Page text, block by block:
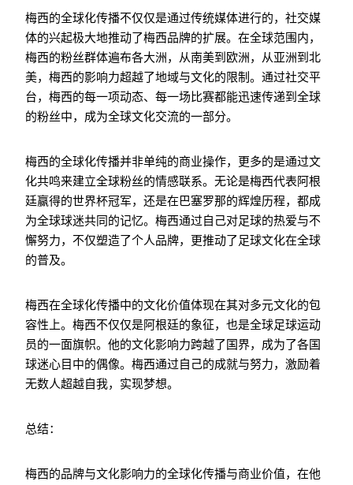
梅西的全球化传播不仅仅是通过传统媒体进行的，社交媒
体的兴起极大地推动了梅西品牌的扩展。在全球范围内，
梅西的粉丝群体遍布各大洲，从南美到欧洲，从亚洲到北
美，梅西的影响力超越了地域与文化的限制。通过社交平
台，梅西的每一项动态、每一场比赛都能迅速传递到全球
的粉丝中，成为全球文化交流的一部分。
梅西的全球化传播并非单纯的商业操作，更多的是通过文
化共鸣来建立全球粉丝的情感联系。无论是梅西代表阿根
廷赢得的世界杯冠军，还是在巴塞罗那的辉煌历程，都成
为全球球迷共同的记忆。梅西通过自己对足球的热爱与不
懈努力，不仅塑造了个人品牌，更推动了足球文化在全球
的普及。
梅西在全球化传播中的文化价值体现在其对多元文化的包
容性上。梅西不仅仅是阿根廷的象征，也是全球足球运动
员的一面旗帜。他的文化影响力跨越了国界，成为了各国
球迷心目中的偶像。梅西通过自己的成就与努力，激励着
无数人超越自我，实现梦想。
总结：
梅西的品牌与文化影响力的全球化传播与商业价值，在他